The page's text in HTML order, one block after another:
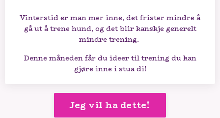
Vinterstid er man mer inne, det frister mindre å
gå ut å trene hund, og det blir kanskje generelt
mindre trening.
Denne måneden får du ideer til trening du kan
gjøre inne i stua di!
Jeg vil ha dette!